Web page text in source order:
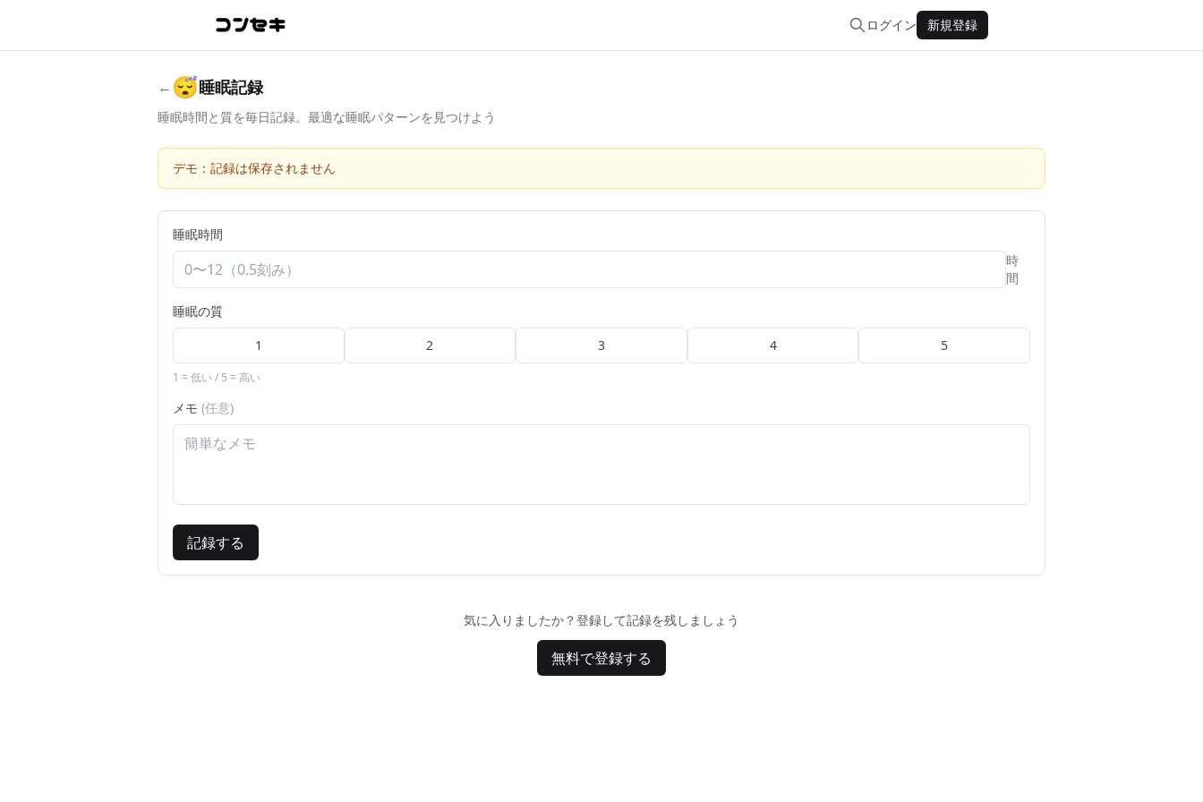
ログイン 新規登録
←😴睡眠記録
睡眠時間と質を毎日記録。最適な睡眠パターンを見つけよう
デモ：記録は保存されません
睡眠時間
時
間
睡眠の質
1
2 3 4 5
1 = 低い / 5 = 高い
メモ (任意)
記録する
気に入りましたか？登録して記録を残しましょう
無料で登録する